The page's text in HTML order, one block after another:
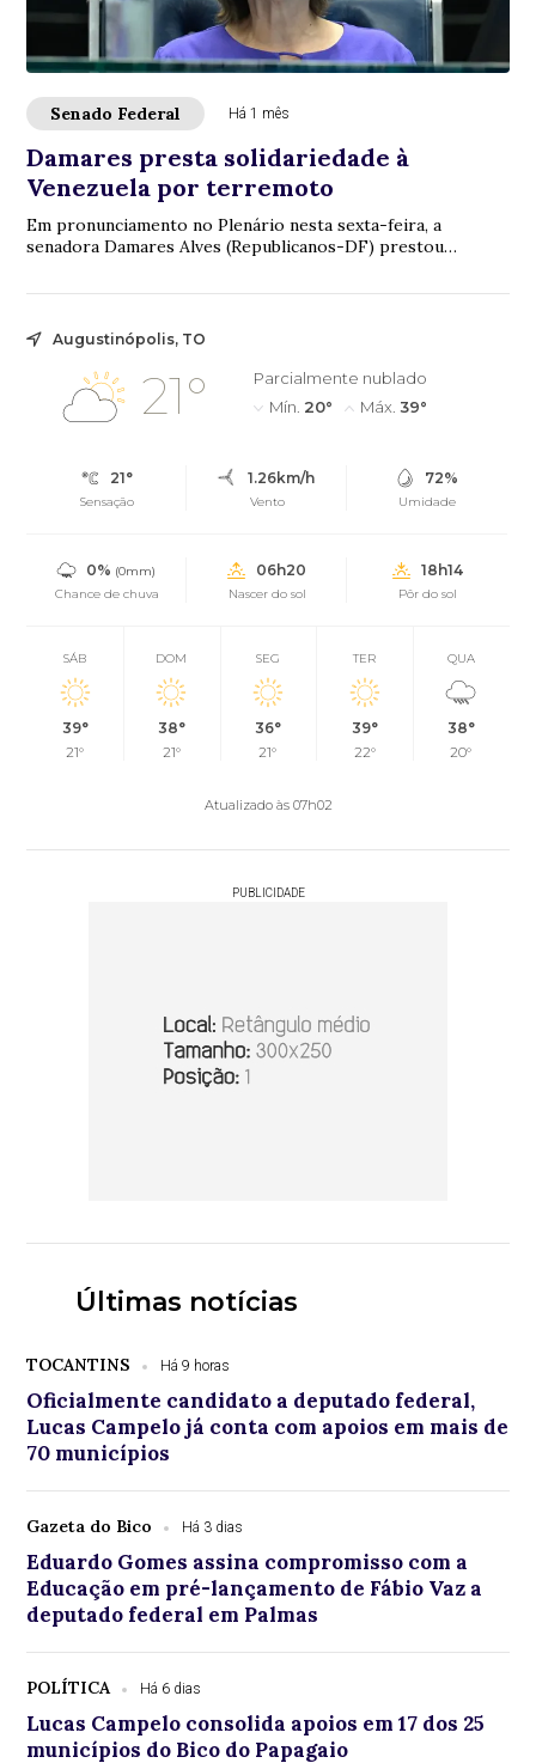
Senado Federal Há 1 mês
Damares presta solidariedade à
Venezuela por terremoto
Em pronunciamento no Plenário nesta sexta-feira, a
senadora Damares Alves (Republicanos-DF) prestou
Augustinópolis, TO
21°
Parcialmente nublado
Mín. 20° Máx. 39°
21°
Sensação
1.26km/h
Vento
72%
Umidade
0% (0mm)
Chance de chuva
06h20
Nascer do sol
18h14
Pôr do sol
SÁB
39°
21°
DOM
38°
21°
SEG
36°
21°
TER
39°
22°
QUA
38°
20°
Atualizado às 07h02
PUBLICIDADE
Últimas notícias
TOCANTINS Há 9 horas
Oficialmente candidato a deputado federal,
Lucas Campelo já conta com apoios em mais de
70 municípios
Gazeta do Bico Há 3 dias
Eduardo Gomes assina compromisso com a
Educação em pré-lançamento de Fábio Vaz a
deputado federal em Palmas
POLÍTICA Há 6 dias
Lucas Campelo consolida apoios em 17 dos 25
municípios do Bico do Papagaio